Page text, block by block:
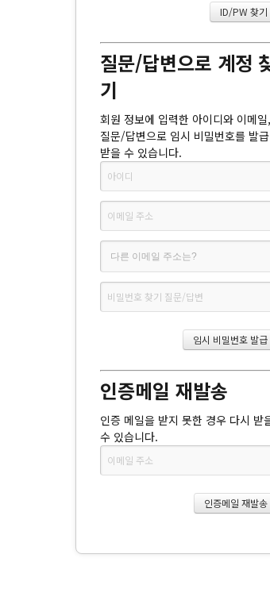
질문/답변으로 계정
기
회원 정보에 입력한 아이디와 이메일,
질문/답변으로 임시 비밀번호를 발급
받을 수 있습니다.
인증메일 재발송
인증 메일을 받지 못한 경우 다시 받
수 있습니다.